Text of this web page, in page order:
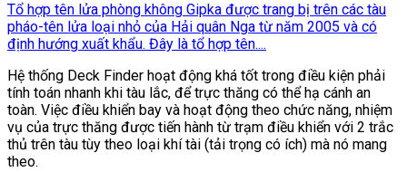
Tổ hợp tên lửa phòng không Gipka được trang bị trên các tàu
pháo-tên lửa loại nhỏ của Hải quân Nga từ năm 2005 và có
định hướng xuất khẩu. Đây là tổ hợp tên....
Hệ thống Deck Finder hoạt động khá tốt trong điều kiện phải
tính toán nhanh khi tàu lắc, để trực thăng có thể hạ cánh an
toàn. Việc điều khiển bay và hoạt động theo chức năng, nhiệm
vụ của trực thăng được tiến hành từ trạm điều khiển với 2 trắc
thủ trên tàu tùy theo loại khí tài (tải trọng có ích) mà nó mang
theo.